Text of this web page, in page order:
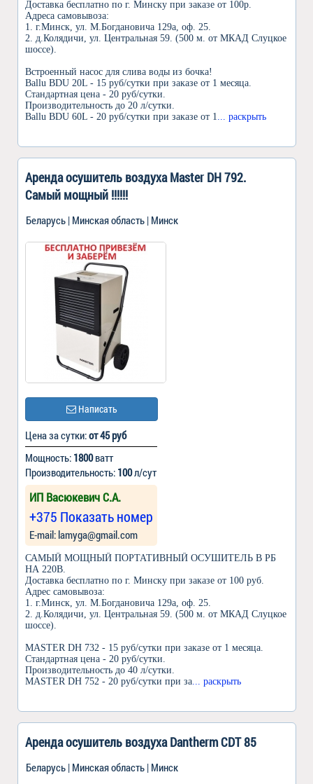
Доставка бесплатно по г. Минску при заказе от 100р.
Адреса самовывоза:
1. г.Минск, ул. М.Богдановича 129а, оф. 25.
2. д.Колядичи, ул. Центральная 59. (500 м. от МКАД Слуцкое
шоссе).
Встроенный насос для слива воды из бочка!
Ballu BDU 20L - 15 руб/сутки при заказе от 1 месяца.
Стандартная цена - 20 руб/сутки.
Производительность до 20 л/сутки.
Ballu BDU 60L - 20 руб/сутки при заказе от 1... раскрыть
Аренда осушитель воздуха Master DH 792.
Самый мощный !!!!!!
Беларусь | Минская область | Минск
Написать
Цена за сутки:от 45 руб
Мощность: 1800ватт
Производительность: 100л/сут
ИП Васюкевич С.А.
+375 Показать номер
Е-mail: lamyga@gmail.com
САМЫЙ МОЩНЫЙ ПОРТАТИВНЫЙ ОСУШИТЕЛЬ В РБ
НА 220В.
Доставка бесплатно по г. Минску при заказе от 100 руб.
Адрес самовывоза:
1. г.Минск, ул. М.Богдановича 129а, оф. 25.
2. д.Колядичи, ул. Центральная 59. (500 м. от МКАД Слуцкое
шоссе).
MASTER DH 732 - 15 руб/сутки при заказе от 1 месяца.
Стандартная цена - 20 руб/сутки.
Производительность до 40 л/сутки.
MASTER DH 752 - 20 руб/сутки при за... раскрыть
Аренда осушитель воздуха Dantherm CDT 85
Беларусь | Минская область | Минск